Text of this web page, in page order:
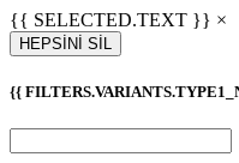
{{ SELECTED.TEXT }} ×
HEPSİNİ SİL
{{